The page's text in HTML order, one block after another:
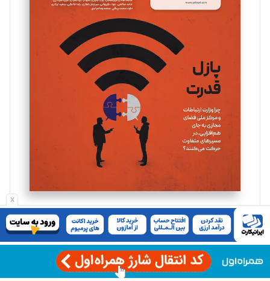
x
مینا پاکدل
یسنا امان‌پور
تحریریه
ملینا جعفری
تحریریه
مصطفی مسجدی آرانی
تحریریه
بابک نقاش
تحریریه
اشتراک پیوست